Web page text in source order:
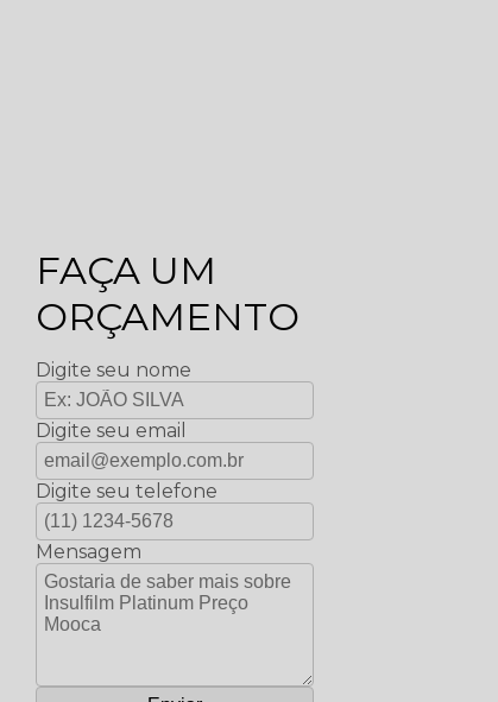
FAÇA UM
ORÇAMENTO
Digite seu nome
Digite seu email
Digite seu telefone
Mensagem